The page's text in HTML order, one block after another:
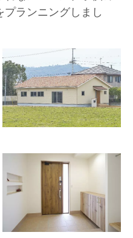
ランニングしまし